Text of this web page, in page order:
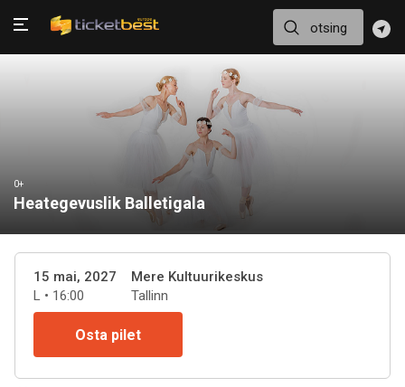
0+
Heategevuslik Balletigala
15 mai, 2027
L • 16:00
Mere Kultuurikeskus
Tallinn
Osta pilet